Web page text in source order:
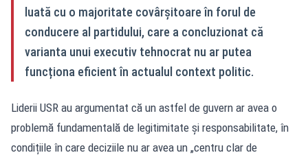
luată cu o majoritate covârșitoare în forul de
conducere al partidului, care a concluzionat că
varianta unui executiv tehnocrat nu ar putea
funcționa eficient în actualul context politic.
Liderii USR au argumentat că un astfel de guvern ar avea o
problemă fundamentală de legitimitate și responsabilitate, în
condițiile în care deciziile nu ar avea un „centru clar de